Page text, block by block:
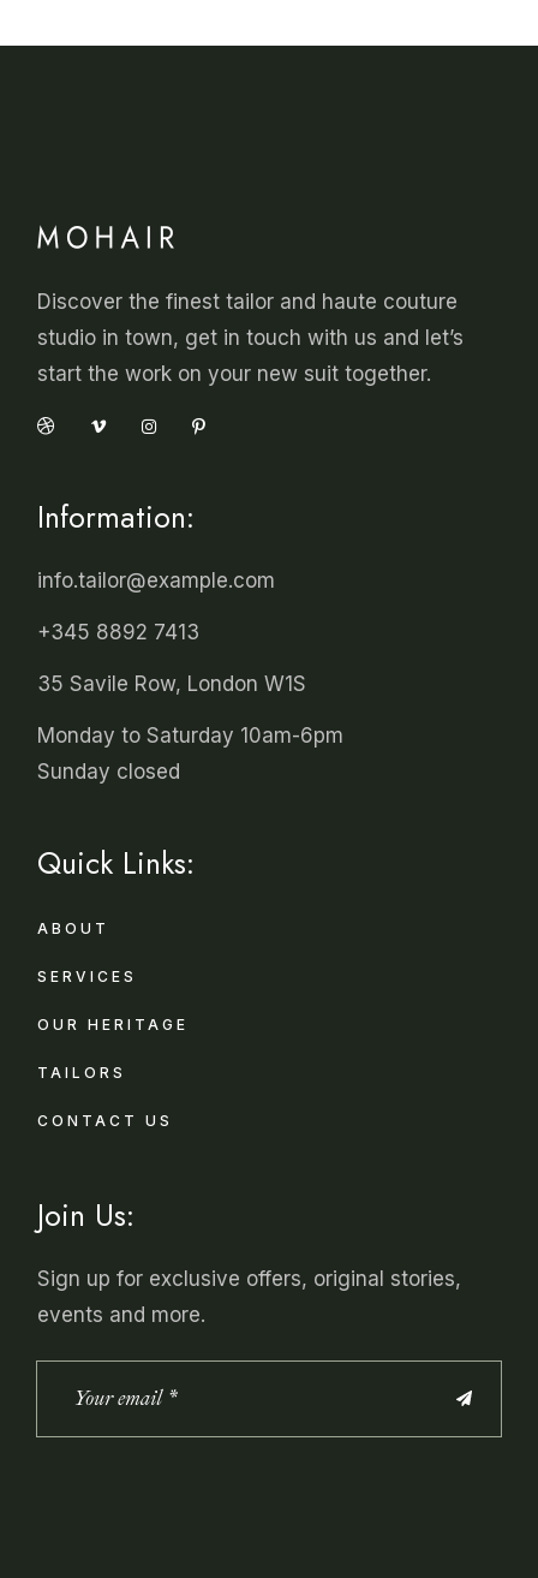
Discover the finest tailor and haute couture
studio in town, get in touch with us and let’s
start the work on your new suit together.
Information:
info.tailor@example.com
+345 8892 7413
35 Savile Row, London W1S
Monday to Saturday 10am-6pm
Sunday closed
Quick Links:
ABOUT
SERVICES
OUR HERITAGE
TAILORS
CONTACT US
Join Us:
Sign up for exclusive offers, original stories,
events and more.